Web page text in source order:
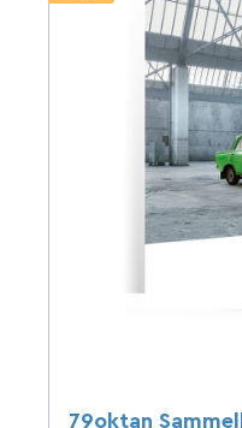
79oktan